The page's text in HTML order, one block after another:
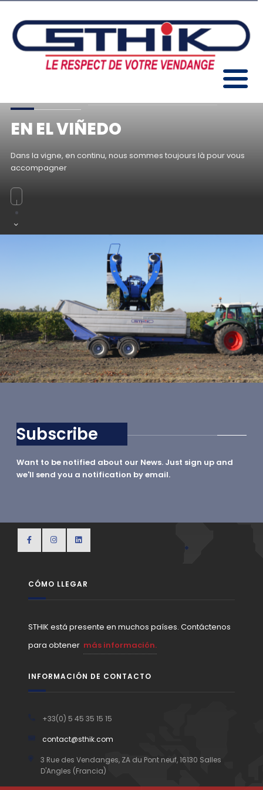
EN EL VIÑEDO
Dans la vigne, en continu, nous sommes toujours là pour vous
accompagner
Subscribe
Want to be notified about our News. Just sign up and
we'll send you a notification by email.
CÓMO LLEGAR
STHIK está presente en muchos países. Contáctenos
para obtener más información.
INFORMACIÓN DE CONTACTO
+33(0) 5 45 35 15 15
contact@sthik.com
3 Rue des Vendanges, ZA du Pont neuf, 16130 Salles
D'Angles (Francia)